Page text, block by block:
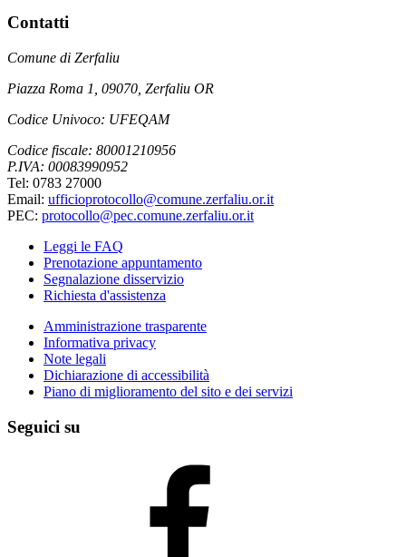
Contatti
Comune di Zerfaliu
Piazza Roma 1, 09070, Zerfaliu OR
Codice Univoco: UFEQAM
Codice fiscale: 80001210956
P.IVA: 00083990952
Tel: 0783 27000
Email: ufficioprotocollo@comune.zerfaliu.or.it
PEC: protocollo@pec.comune.zerfaliu.or.it
Leggi le FAQ
Prenotazione appuntamento
Segnalazione disservizio
Richiesta d'assistenza
Amministrazione trasparente
Informativa privacy
Note legali
Dichiarazione di accessibilità
Piano di miglioramento del sito e dei servizi
Seguici su